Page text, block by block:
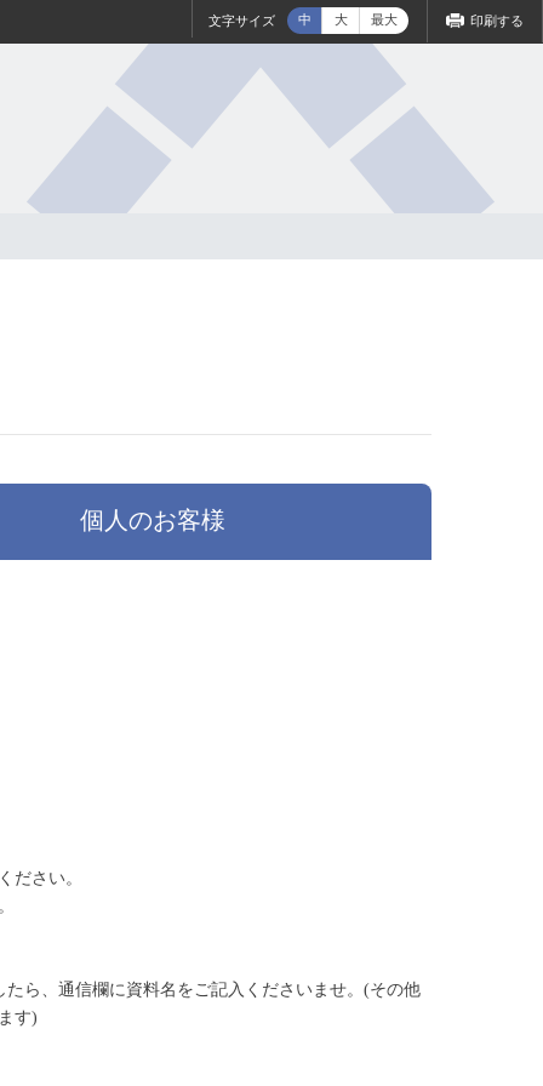
文字サイズ 中 大 最大 印刷する
個人のお客様
ださい。
ら、通信欄に資料名をご記入くださいませ。(その他
す)